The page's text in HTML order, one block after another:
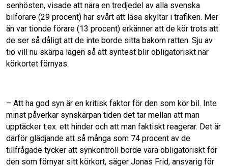
c
e
b
o
k
i
n
t
a
i
l
n
k
e
I
n
senhösten, visade att nära en tredjedel av alla svenska
bilförare (29 procent) har svårt att läsa skyltar i trafiken. Mer
än var tionde förare (13 procent) erkänner att de kör trots att
de ser så dåligt att de inte borde sitta bakom ratten. Sju av
tio vill nu skärpa lagen så att syntest blir obligatoriskt när
körkortet förnyas.
– Att ha god syn är en kritisk faktor för den som kör bil. Inte
minst påverkar synskärpan tiden det tar mellan att man
upptäcker t.ex. ett hinder och att man faktiskt reagerar. Det är
därför glädjande att så många som 74 procent av de
tillfrågade tycker att synkontroll borde vara obligatoriskt för
den som förnyar sitt körkort, säger Jonas Frid, ansvarig för